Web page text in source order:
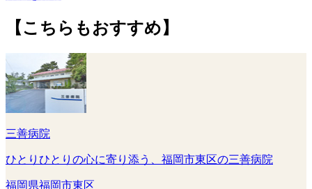
【こちらもおすすめ】
三善病院
ひとりひとりの心に寄り添う、福岡市東区の三善病院
福岡県福岡市東区